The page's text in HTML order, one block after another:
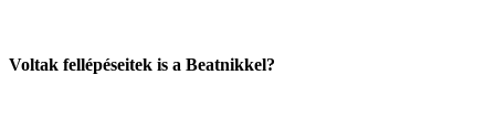
Voltak fellépéseitek is a Beatnikkel?